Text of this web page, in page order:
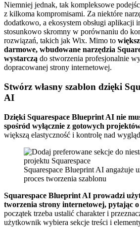
Niemniej jednak, tak kompleksowe
z kilkoma kompromisami. Za niektóre
dodatkowo, a ekosystem obsługi aplikacji
stosunkowo skromny w porównaniu do
rozwiązań, takich jak Wix. Mimo to
darmowe, wbudowane narzędzia
wystarczą do stworzenia profesjonalnie
dopracowanej strony internetowej.
Stwórz własny szablon dzięki
AI
Dzięki Squarespace Blueprint AI nie
spośród wyłącznie z gotowych
większą elastyczność i kontrolę nad
Squarespace Blueprint AI angażuje
proces tworzenia szablonu
Squarespace Blueprint AI prowadzi
tworzenia strony internetowej, pytając o
początek trzeba ustalić charakter i
użytkownik wybiera sekcje treści i